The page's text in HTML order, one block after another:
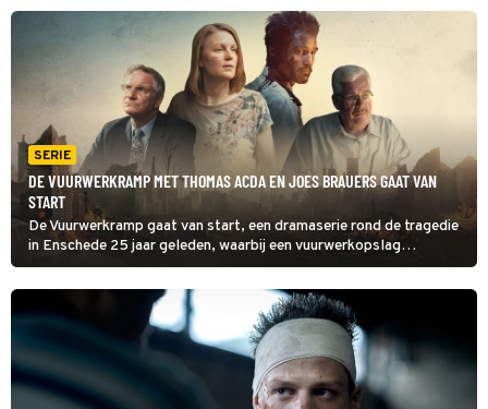
de situatie onder controle te houden. Dat blijkt nog niet zo heel
SERIE
DE VUURWERKRAMP MET THOMAS ACDA EN JOES BRAUERS GAAT VAN
START
De Vuurwerkramp gaat van start, een dramaserie rond de tragedie
in Enschede 25 jaar geleden, waarbij een vuurwerkopslag
ontplofte en een complete woonwijk werd weggevaagd.